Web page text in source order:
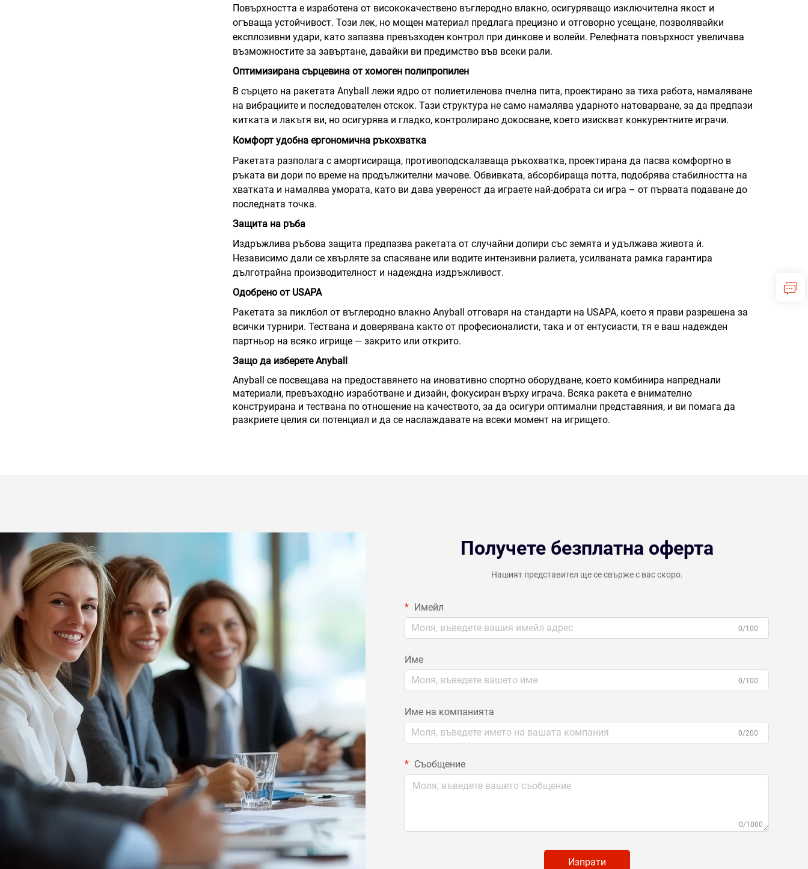
Повърхността е изработена от висококачествено въглеродно влакно, осигуряващо изключителна якост и
огъваща устойчивост. Този лек, но мощен материал предлага прецизно и отговорно усещане, позволявайки
експлозивни удари, като запазва превъзходен контрол при динкове и волейи. Релефната повърхност увеличава
възможностите за завъртане, давайки ви предимство във всеки рали.
Оптимизирана сърцевина от хомоген полипропилен
В сърцето на ракетата Anyball лежи ядро от полиетиленова пчелна пита, проектирано за тиха работа, намаляване
на вибрациите и последователен отскок. Тази структура не само намалява ударното натоварване, за да предпази
китката и лакътя ви, но осигурява и гладко, контролирано докосване, което изискват конкурентните играчи.
Комфорт удобна ергономична ръкохватка
Ракетата разполага с амортисираща, противоподскалзваща ръкохватка, проектирана да пасва комфортно в
ръката ви дори по време на продължителни мачове. Обвивката, абсорбираща потта, подобрява стабилността на
хватката и намалява умората, като ви дава увереност да играете най-добрата си игра – от първата подаване до
последната точка.
Защита на ръба
Издръжлива ръбова защита предпазва ракетата от случайни допири със земята и удължава живота ѝ.
Независимо дали се хвърляте за спасяване или водите интензивни ралиета, усилваната рамка гарантира
дълготрайна производителност и надеждна издръжливост.
Одобрено от USAPA
Ракетата за пиклбол от въглеродно влакно Anyball отговаря на стандарти на USAPA, което я прави разрешена за
всички турнири. Тествана и доверявана както от професионалисти, така и от ентусиасти, тя е ваш надежден
партньор на всяко игрище — закрито или открито.
Защо да изберете Anyball
Anyball се посвещава на предоставянето на иновативно спортно оборудване, което комбинира напреднали
материали, превъзходно изработване и дизайн, фокусиран върху играча. Всяка ракета е внимателно
конструирана и тествана по отношение на качеството, за да осигури оптимални представяния, и ви помага да
разкриете целия си потенциал и да се наслаждавате на всеки момент на игрището.
Получете безплатна оферта
Нашият представител ще се свърже с вас скоро.
Имейл
0/100
Име
0/100
Име на компанията
0/200
Съобщение
0/1000
Изпрати